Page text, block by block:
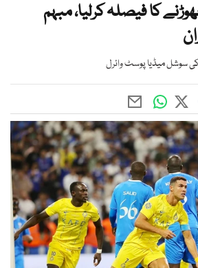
کا فیصلہ کرلیا، مبہم
کی سوشل میڈیا پوسٹ وائرل